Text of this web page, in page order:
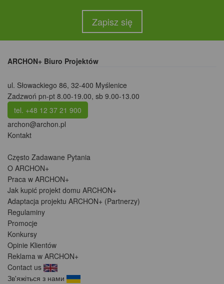
Zapisz się
ARCHON+ Biuro Projektów
ul. Słowackiego 86, 32-400 Myślenice
Zadzwoń pn-pt 8.00-19.00, sb 9.00-13.00
tel. +48 12 37 21 900
archon@archon.pl
Kontakt
Często Zadawane Pytania
O ARCHON+
Praca w ARCHON+
Jak kupić projekt domu ARCHON+
Adaptacja projektu ARCHON+ (Partnerzy)
Regulaminy
Promocje
Konkursy
Opinie Klientów
Reklama w ARCHON+
Contact us
Зв'яжіться з нами